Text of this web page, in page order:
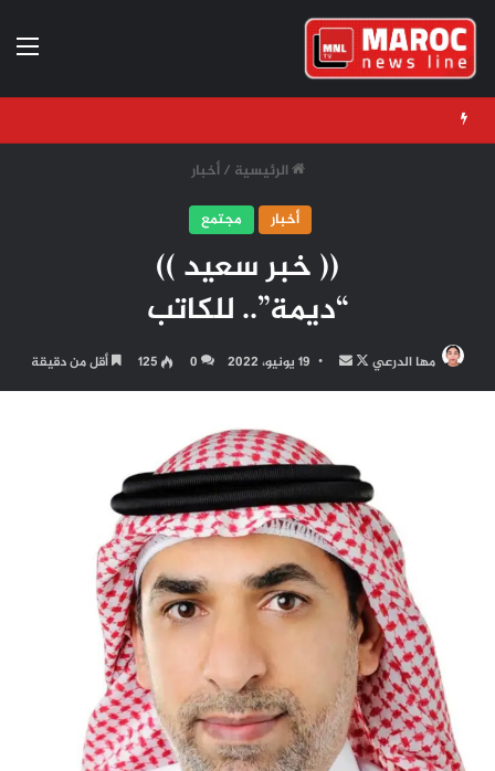
الرئيسية / أخبار
أخبار
مجتمع
(( خبر سعيد ))
“ديمة”.. للكاتب
مها الدرعي
تابع
على
أرسل
بريدا
19 يونيو، 2022 0
125 أقل من دقيقة